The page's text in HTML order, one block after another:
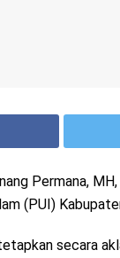
Permana,
(PUI)
secara